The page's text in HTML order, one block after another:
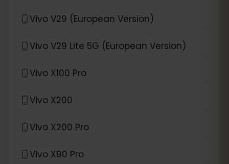
Vivo V29 (European Version)
Vivo V29 Lite 5G (European Version)
Vivo X100 Pro
Vivo X200
Vivo X200 Pro
Vivo X90 Pro